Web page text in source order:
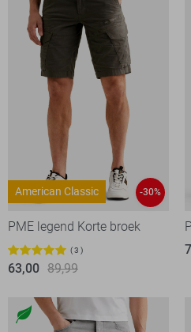
American Classic -30%
PME legend Korte broek
3
63,00 89,99